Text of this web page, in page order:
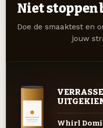
Niet stoppen
Doe de smaaktest en
jouw
Whirl